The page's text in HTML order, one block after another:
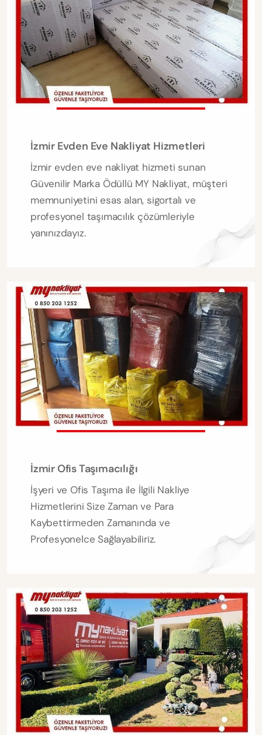
İzmir Evden Eve Nakliyat Hizmetleri
İzmir evden eve nakliyat hizmeti sunan
Güvenilir Marka Ödüllü MY Nakliyat, müşteri
memnuniyetini esas alan, sigortalı ve
profesyonel taşımacılık çözümleriyle
yanınızdayız.
İzmir Ofis Taşımacılığı
İşyeri ve Ofis Taşıma ile İlgili Nakliye
Hizmetlerini Size Zaman ve Para
Kaybettirmeden Zamanında ve
Profesyonelce Sağlayabiliriz.